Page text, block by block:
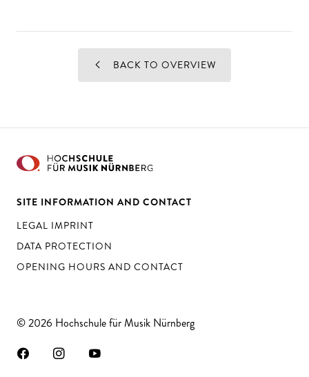
BACK TO OVERVIEW
SITE INFORMATION AND CONTACT
LEGAL IMPRINT
DATA PROTECTION
OPENING HOURS AND CONTACT
© 2026 Hochschule für Musik Nürnberg